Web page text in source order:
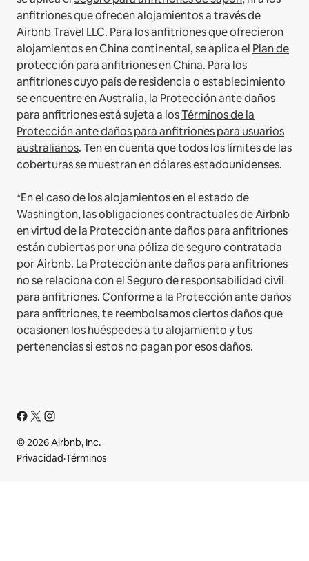
anfitriones que ofrecen alojamientos a través de
Airbnb Travel LLC. Para los anfitriones que ofrecieron
alojamientos en China continental, se aplica el Plan de
protección para anfitriones en China. Para los
anfitriones cuyo país de residencia o establecimiento
se encuentre en Australia, la Protección ante daños
para anfitriones está sujeta a losTérminos de la
Protección ante daños para anfitriones para usuarios
australianos. Ten en cuenta que todos los límites de las
coberturas se muestran en dólares estadounidenses.
*En el caso de los alojamientos en el estado de
Washington, las obligaciones contractuales de Airbnb
en virtud de la Protección ante daños para anfitriones
están cubiertas por una póliza de seguro contratada
por Airbnb. La Protección ante daños para anfitriones
no se relaciona con el Seguro de responsabilidad civil
para anfitriones. Conforme a la Protección ante daños
para anfitriones, te reembolsamos ciertos daños que
ocasionen los huéspedes a tu alojamiento y tus
pertenencias si estos no pagan por esos daños.
© 2026 Airbnb, Inc.
Privacidad·Términos